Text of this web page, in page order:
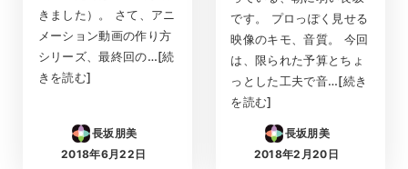
きました）。 さて、アニ
メーション動画の作り方
シリーズ、最終回の…[続
きを読む]
長坂朋美
投稿日
2018年6月22日
です。 プロっぽく見せる
映像のキモ、音質。 今回
は、限られた予算とちょ
っとした工夫で音…[続き
を読む]
長坂朋美
投稿日
2018年2月20日